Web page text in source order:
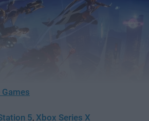
5, Xbox Series X